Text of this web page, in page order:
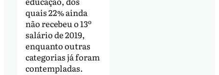
quais 22% ainda
não recebeu o 13º
salário de 2019,
enquanto outras
categorias já foram
contempladas.